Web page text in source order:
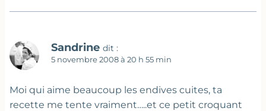
Sandrine dit :
5 novembre 2008 à 20 h 55 min
Moi qui aime beaucoup les endives cuites, ta
recette me tente vraiment…..et ce petit croquant